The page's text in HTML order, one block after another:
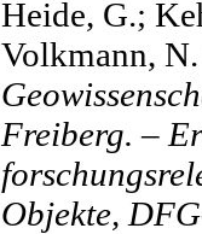
Heide, G.;
Volkmann,
Freiberg. –
Objekte,